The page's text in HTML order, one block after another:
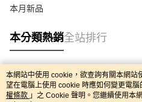
本月新品
本分類熱銷全站排行
熱門標籤
本網站中使用 cookie，欲查詢有關本網站
望在電腦上使用 cookie 時應如何變更電
權條款 」之 Cookie 聲明。您繼續使用本